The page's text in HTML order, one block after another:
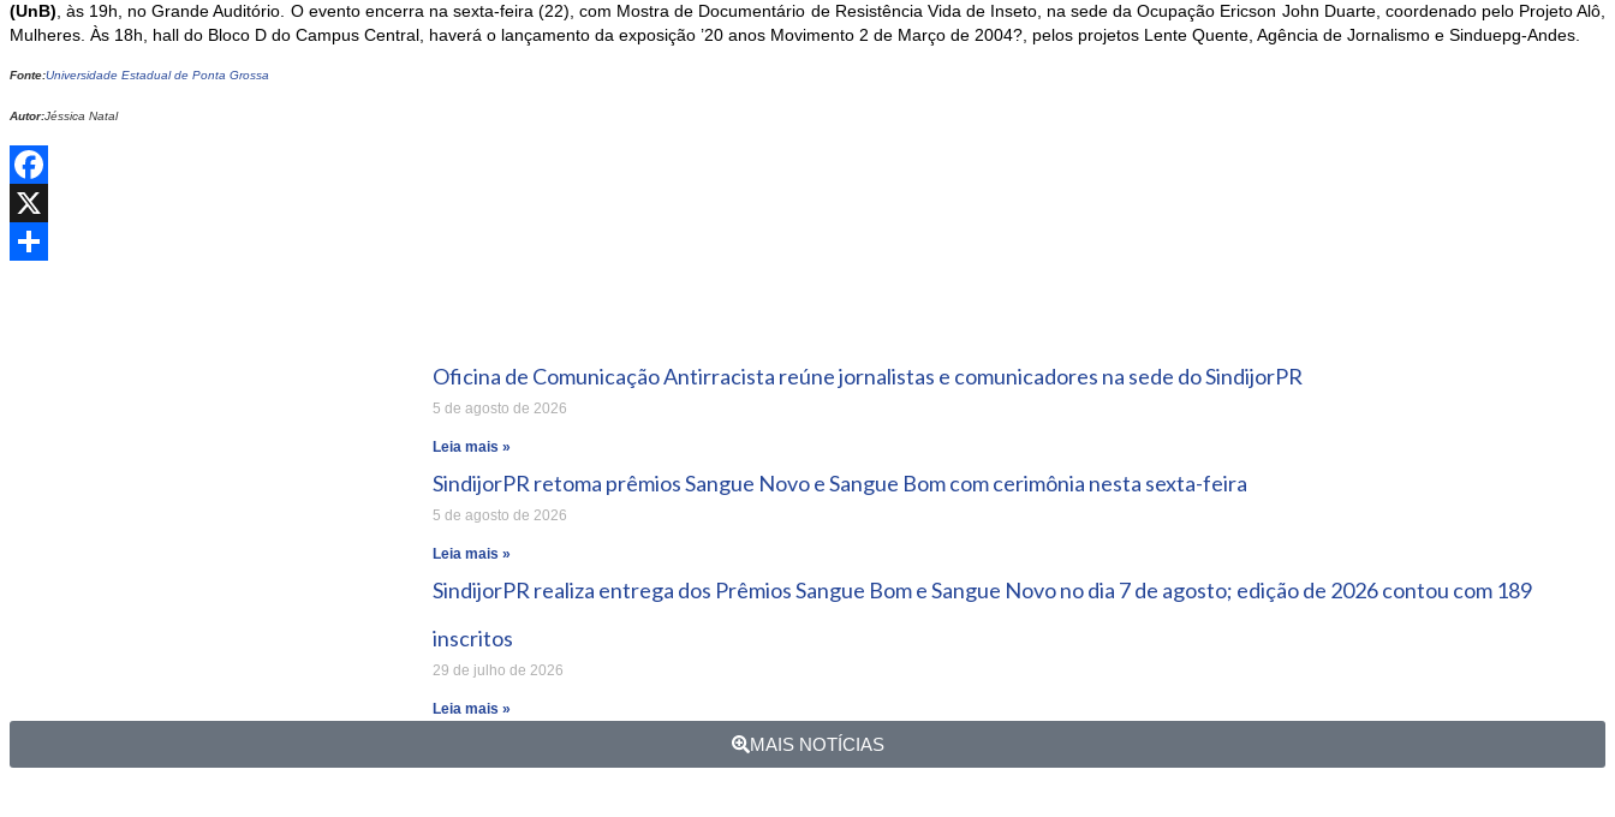
(UnB) , às 19h, no Grande Auditório. O evento encerra na sexta-feira (22), com Mostra de Documentário de Resistência Vida de Inseto, na sede da Ocupação Ericson John Duarte, coordenado pelo Projeto Alô,
Mulheres. Às 18h, hall do Bloco D do Campus Central, haverá o lançamento da exposição ’20 anos Movimento 2 de Março de 2004?, pelos projetos Lente Quente, Agência de Jornalismo e Sinduepg-Andes.
Fonte:Universidade Estadual de Ponta Grossa
Autor:Jéssica Natal
Facebook
X
Oficina de Comunicação Antirracista reúne jornalistas e comunicadores na sede do SindijorPR
5 de agosto de 2026
Leia mais »
SindijorPR retoma prêmios Sangue Novo e Sangue Bom com cerimônia nesta sexta-feira
5 de agosto de 2026
Leia mais »
SindijorPR realiza entrega dos Prêmios Sangue Bom e Sangue Novo no dia 7 de agosto; edição de 2026 contou com 189
inscritos
29 de julho de 2026
Leia mais »
MAIS NOTÍCIAS